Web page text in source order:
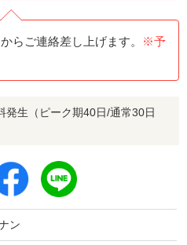
らご連絡差し上げます。
※予
発生（ピーク期40日/通常30日
ン